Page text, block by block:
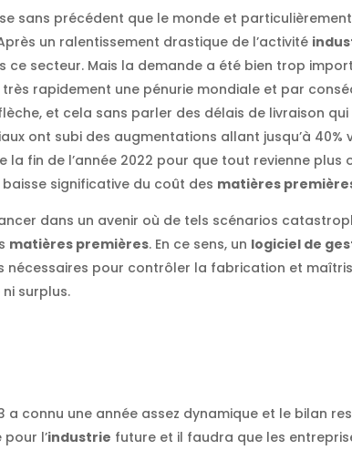
sans précédent que le monde et
un ralentissement drastique de l’activité
ce secteur. Mais la demande a été bien trop
rapidement une pénurie mondiale et par
et cela sans parler des délais de livraison
ont subi des augmentations allant jusqu’à 40%
la fin de l’année 2022 pour que tout revienne
significative du coût des matières
dans un avenir où de tels scénarios
matières premières. En ce sens, un logiciel de
nécessaires pour contrôler la fabrication et
surplus.
a connu une année assez dynamique et le bilan
l’industrie future et il faudra que les